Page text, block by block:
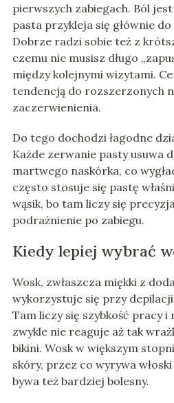
pierwszych zabiegach. Ból jest
pasta przykleja się głównie do
Dobrze radzi sobie też z
czemu nie musisz długo
między kolejnymi wizytami.
tendencją do rozszerzonych
zaczerwienienia.
Do tego dochodzi łagodne
Każde zerwanie pasty usuwa
martwego naskórka, co
często stosuje się pastę
wąsik, bo tam liczy się
podrażnienie po zabiegu.
Kiedy lepiej wybrać
Wosk, zwłaszcza miękki z
wykorzystuje się przy
Tam liczy się szybkość pracy i
zwykle nie reaguje aż tak
bikini. Wosk w większym
skóry, przez co wyrywa
bywa też bardziej bolesny.